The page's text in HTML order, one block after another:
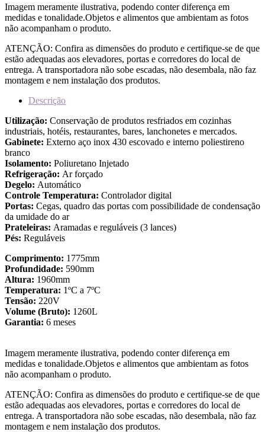
Imagem meramente ilustrativa, podendo conter diferença em
medidas e tonalidade.Objetos e alimentos que ambientam as fotos
não acompanham o produto.
ATENÇÃO: Confira as dimensões do produto e certifique-se de que
estão adequadas aos elevadores, portas e corredores do local de
entrega. A transportadora não sobe escadas, não desembala, não faz
montagem e nem instalação dos produtos.
Descrição
Utilização: Conservação de produtos resfriados em cozinhas
industriais, hotéis, restaurantes, bares, lanchonetes e mercados.
Gabinete: Externo aço inox 430 escovado e interno poliestireno
branco
Isolamento: Poliuretano Injetado
Refrigeração: Ar forçado
Degelo: Automático
Controle Temperatura: Controlador digital
Portas: Cegas, quadro das portas com possibilidade de condensação
da umidade do ar
Prateleiras: Aramadas e reguláveis (3 lances)
Pés: Reguláveis
Comprimento: 1775mm
Profundidade: 590mm
Altura: 1960mm
Temperatura: 1ºC a 7ºC
Tensão: 220V
Volume (Bruto): 1260L
Garantia: 6 meses
Imagem meramente ilustrativa, podendo conter diferença em
medidas e tonalidade.Objetos e alimentos que ambientam as fotos
não acompanham o produto.
ATENÇÃO: Confira as dimensões do produto e certifique-se de que
estão adequadas aos elevadores, portas e corredores do local de
entrega. A transportadora não sobe escadas, não desembala, não faz
montagem e nem instalação dos produtos.